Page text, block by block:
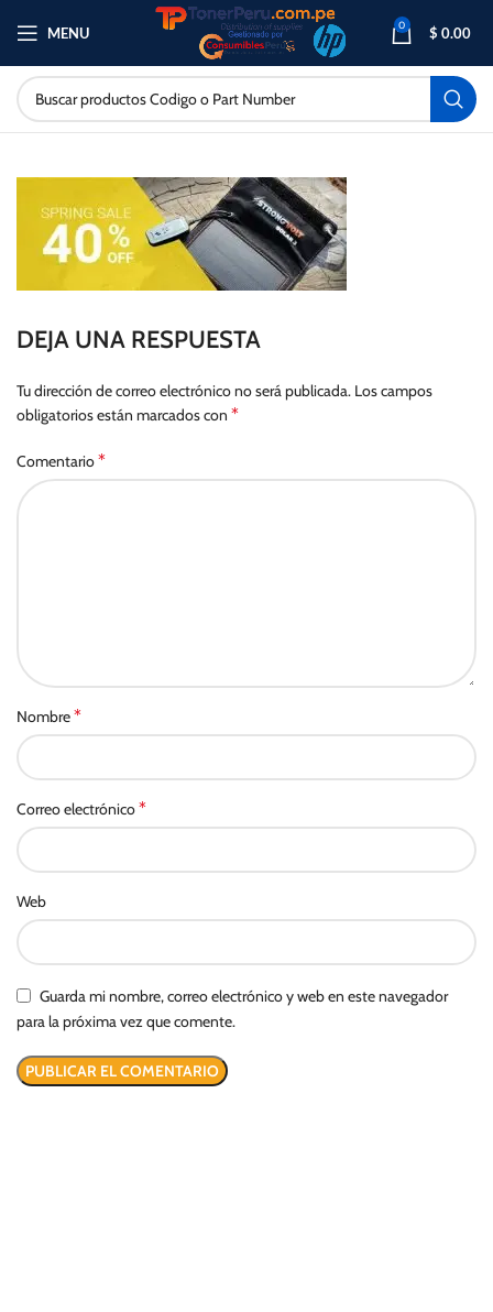
MENU 0 $ 0.00
DEJA UNA RESPUESTA
Tu dirección de correo electrónico no será publicada. Los campos
obligatorios están marcados con *
Comentario*
Nombre*
Correo electrónico*
Web
Guarda mi nombre, correo electrónico y web en este navegador
para la próxima vez que comente.